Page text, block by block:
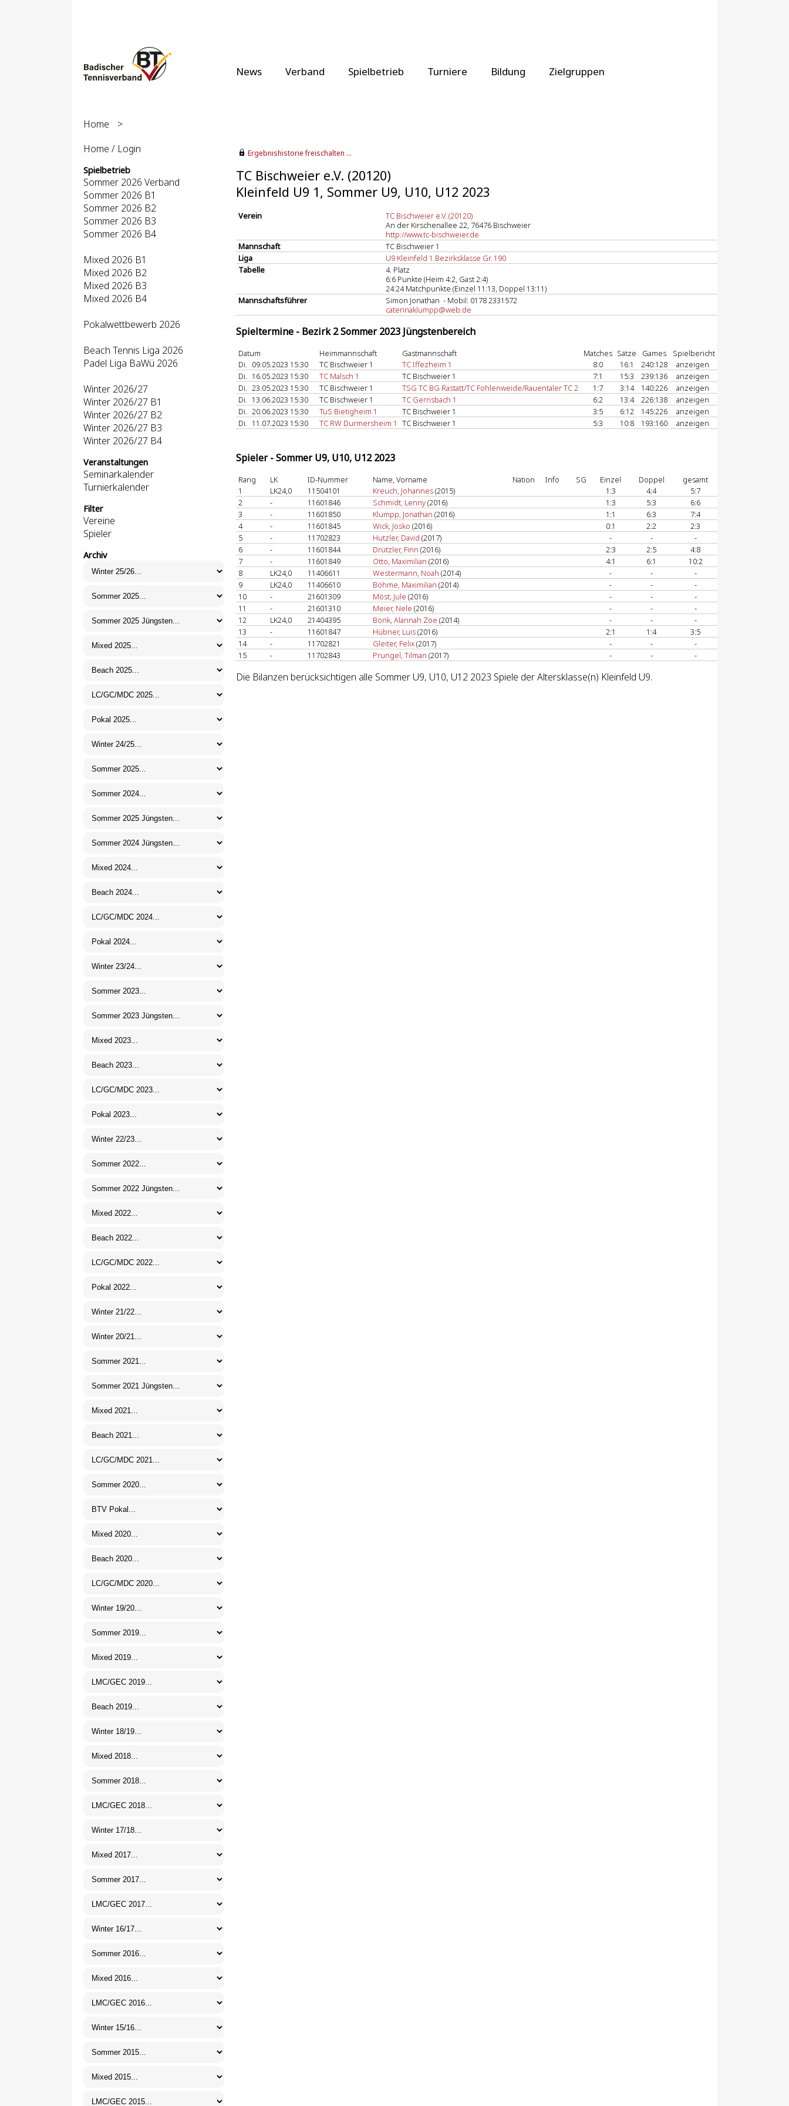
News Verband Spielbetrieb Turniere Bildung Zielgruppen
Home
>
Home / Login
Spielbetrieb
Sommer 2026 Verband
Sommer 2026 B1
Sommer 2026 B2
Sommer 2026 B3
Sommer 2026 B4
Mixed 2026 B1
Mixed 2026 B2
Mixed 2026 B3
Mixed 2026 B4
Pokalwettbewerb 2026
Beach Tennis Liga 2026
Padel Liga BaWü 2026
Winter 2026/27
Winter 2026/27 B1
Winter 2026/27 B2
Winter 2026/27 B3
Winter 2026/27 B4
Veranstaltungen
Seminarkalender
Turnierkalender
Filter
Vereine
Spieler
Archiv
Ergebnishistorie freischalten ...
TC Bischweier e.V. (20120)
Kleinfeld U9 1, Sommer U9, U10, U12 2023
Verein
TC Bischweier e.V. (20120)
An der Kirschenallee 22, 76476 Bischweier
http://www.tc-bischweier.de
Mannschaft
TC Bischweier 1
Liga
U9 Kleinfeld 1.Bezirksklasse Gr. 190
Tabelle
4. Platz
6:6 Punkte (Heim 4:2, Gast 2:4)
24:24 Matchpunkte (Einzel 11:13, Doppel 13:11)
Mannschaftsführer
Simon Jonathan - Mobil: 0178 2331572
caterinaklumpp@web.de
Spieltermine - Bezirk 2 Sommer 2023 Jüngstenbereich
Datum Heimmannschaft Gastmannschaft Matches Sätze Games
Spielbericht
Di. 09.05.2023 15:30 TC Bischweier 1 TC Iffezheim 1 8:0 16:1 240:128
anzeigen
Di. 16.05.2023 15:30 TC Malsch 1 TC Bischweier 1 7:1 15:3 239:136
anzeigen
Di. 23.05.2023 15:30 TC Bischweier 1 TSG TC BG Rastatt/TC Fohlenweide/Rauentaler TC 2 1:7 3:14 140:226
anzeigen
Di. 13.06.2023 15:30 TC Bischweier 1 TC Gernsbach 1 6:2 13:4 226:138
anzeigen
Di. 20.06.2023 15:30 TuS Bietigheim 1 TC Bischweier 1 3:5 6:12 145:226
anzeigen
Di. 11.07.2023 15:30 TC RW Durmersheim 1 TC Bischweier 1 5:3 10:8 193:160 anzeigen
Spieler - Sommer U9, U10, U12 2023
Rang LK ID-Nummer Name, Vorname Nation Info SG Einzel Doppel
gesamt
1
LK24,0 11504101 Kreuch, Johannes(2015) 1:3 4:4
5:7
2
- 11601846 Schmidt, Lenny(2016) 1:3 5:3
6:6
3
- 11601850 Klumpp, Jonathan (2016) 1:1 6:3
7:4
4
- 11601845 Wick, Josko (2016) 0:1 2:2
2:3
5
- 11702823 Hutzler, David (2017) - -
-
6
- 11601844 Drützler, Finn (2016) 2:3 2:5
4:8
7
- 11601849 Otto, Maximilian (2016) 4:1 6:1
10:2
8
LK24,0 11406611 Westermann, Noah (2014) - -
-
9
LK24,0 11406610 Böhme, Maximilian (2014) - -
-
10
- 21601309 Möst, Jule (2016) - -
-
11
- 21601310 Meier, Nele (2016) - -
-
12
LK24,0 21404395 Bonk, Alannah Zoe (2014) - -
-
13
- 11601847 Hübner, Luis(2016) 2:1 1:4
3:5
14
- 11702821 Gleiter, Felix(2017) - -
-
15
- 11702843 Prungel, Tilman (2017) - - -
Die Bilanzen berücksichtigen alle Sommer U9, U10, U12 2023 Spiele der Altersklasse(n) Kleinfeld U9.